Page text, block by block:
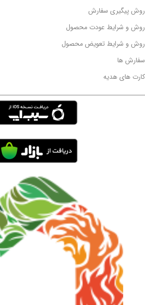
روش پیگیری سفارش
روش و شرایط عودت محصول
روش و شرایط تعویض محصول
سفارش ها
کارت های هدیه